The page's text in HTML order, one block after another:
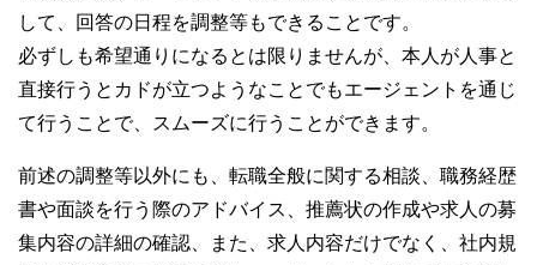
して、回答の日程を調整等もできることです。
必ずしも希望通りになるとは限りませんが、本人が人事と
直接行うとカドが立つようなことでもエージェントを通じ
て行うことで、スムーズに行うことができます。
前述の調整等以外にも、転職全般に関する相談、職務経歴
書や面談を行う際のアドバイス、推薦状の作成や求人の募
集内容の詳細の確認、また、求人内容だけでなく、社内規